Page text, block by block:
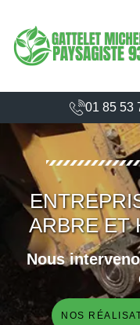
01 85 53
ARBRE ET
Nous
NOS